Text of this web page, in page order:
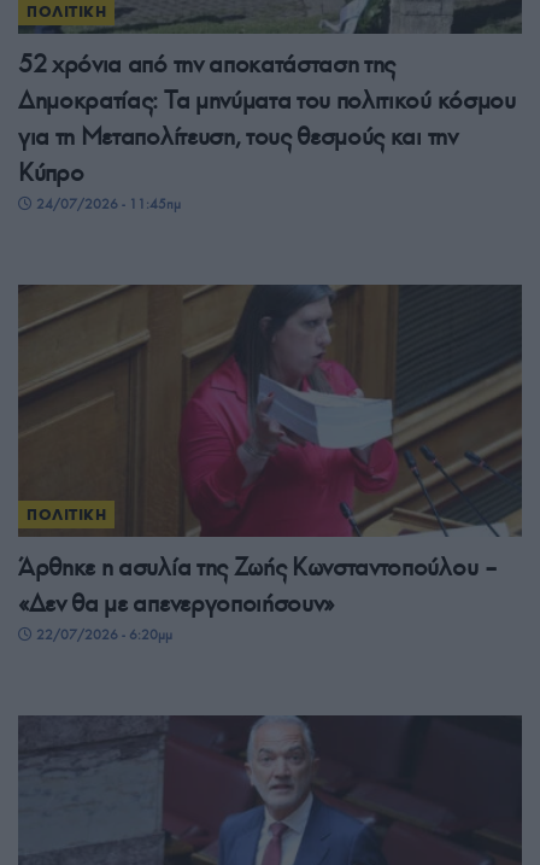
ΠΟΛΙΤΙΚΗ
52 χρόνια από την αποκατάσταση της
Δημοκρατίας: Τα μηνύματα του πολιτικού κόσμου
για τη Μεταπολίτευση, τους θεσμούς και την
Κύπρο
24/07/2026 - 11:45πμ
ΠΟΛΙΤΙΚΗ
Άρθηκε η ασυλία της Ζωής Κωνσταντοπούλου –
«Δεν θα με απενεργοποιήσουν»
22/07/2026 - 6:20μμ